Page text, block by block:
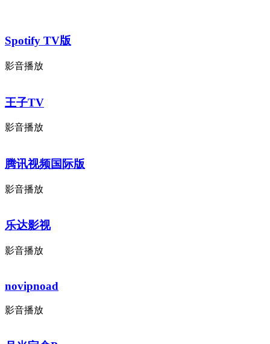
Spotify TV版
影音播放
王子TV
影音播放
腾讯视频国际版
影音播放
乐达影视
影音播放
novipnoad
影音播放